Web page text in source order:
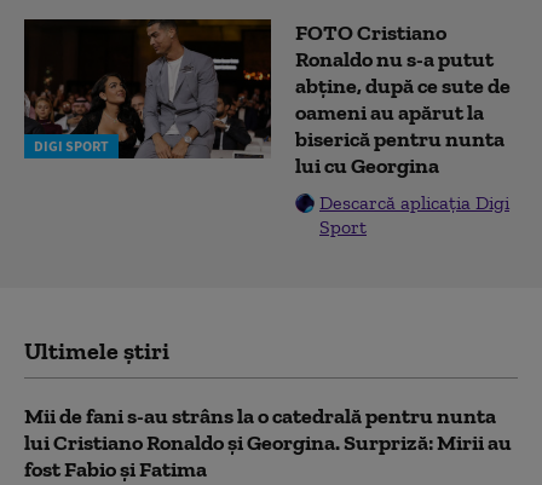
DIGI SPORT
FOTO Cristiano
Ronaldo nu s-a putut
abține, după ce sute de
oameni au apărut la
biserică pentru nunta
lui cu Georgina
Descarcă aplicația Digi
Sport
Ultimele știri
Mii de fani s-au strâns la o catedrală pentru nunta
lui Cristiano Ronaldo şi Georgina. Surpriză: Mirii au
fost Fabio şi Fatima